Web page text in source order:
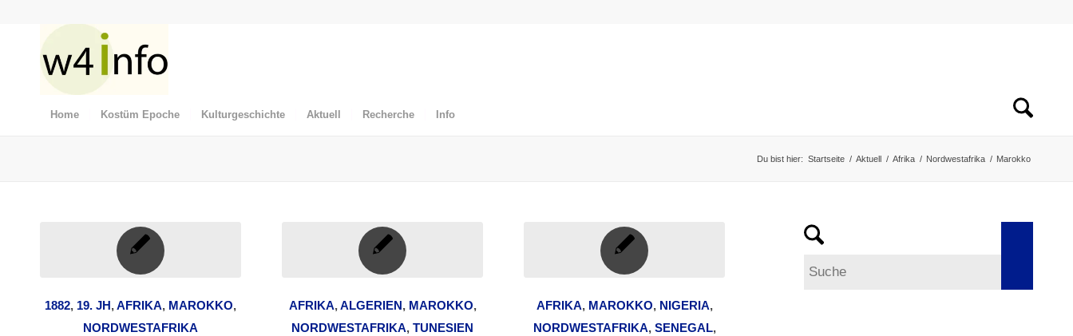
Home Kostüm Epoche Kulturgeschichte Aktuell Recherche Info
Du bist hier: Startseite / Aktuell / Afrika / Nordwestafrika / Marokko
1882, 19. JH,AFRIKA, MAROKKO,
NORDWESTAFRIKA
AFRIKA,ALGERIEN, MAROKKO,
NORDWESTAFRIKA,TUNESIEN
AFRIKA, MAROKKO, NIGERIA,
NORDWESTAFRIKA, SENEGAL,